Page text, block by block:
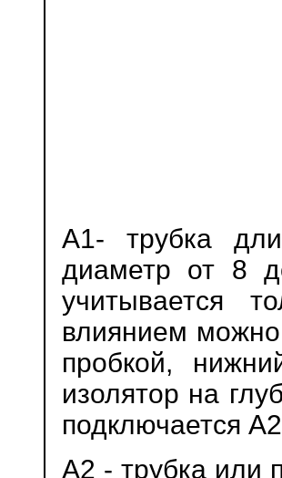
А1- трубка
диаметр от 8
учитывается
влиянием можно
пробкой,
изолятор на
подключается
А2 - трубка или